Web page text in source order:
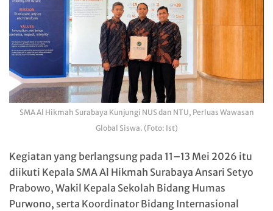
SMA Al Hikmah Surabaya Kunjungi NUS dan NTU, Perluas Wawasan
Global Siswa. (Foto: Ist)
Kegiatan yang berlangsung pada 11–13 Mei 2026 itu
diikuti Kepala SMA Al Hikmah Surabaya Ansari Setyo
Prabowo, Wakil Kepala Sekolah Bidang Humas
Purwono, serta Koordinator Bidang Internasional